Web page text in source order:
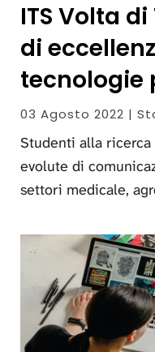
ITS Volta
di
tecnologie
03 Agosto 2022 |
Studenti alla
evolute di
settori medicale,